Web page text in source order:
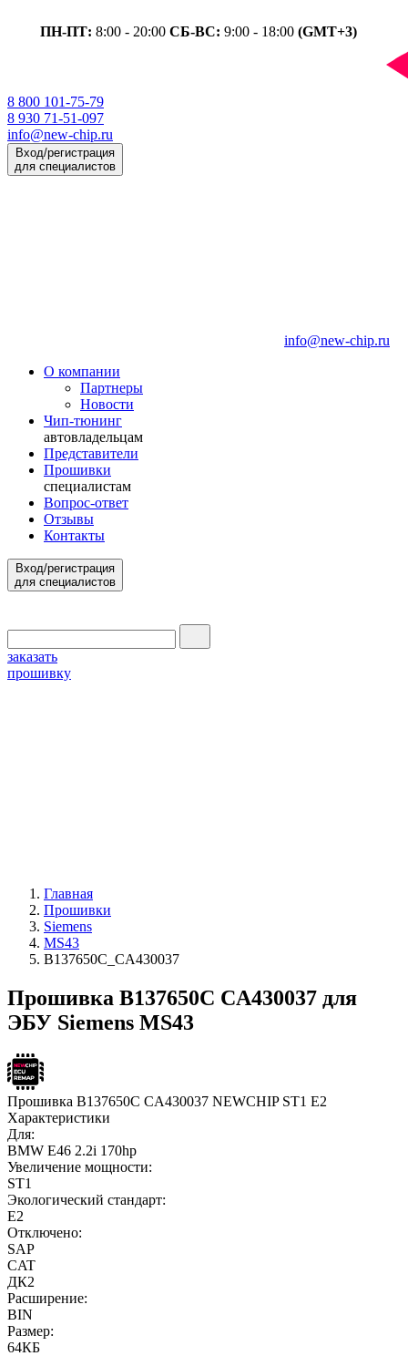
ПН-ПТ: 8:00 - 20:00 СБ-ВС: 9:00 - 18:00 (GMT+3)
8 800 101-75-79
8 930 71-51-097
info@new-chip.ru
Вход/регистрация
для специалистов
info@new-chip.ru
О компании
Партнеры
Новости
Чип-тюнинг
автовладельцам
Представители
Прошивки
специалистам
Вопрос-ответ
Отзывы
Контакты
Вход/регистрация
для специалистов
заказать
прошивку
Главная
Прошивки
Siemens
MS43
B137650C_CA430037
Прошивка B137650C CA430037 для
ЭБУ Siemens MS43
Прошивка B137650C CA430037 NEWCHIP ST1 E2
Характеристики
Для:
BMW E46 2.2i 170hp
Увеличение мощности:
ST1
Экологический стандарт:
E2
Отключено:
SAP
CAT
ДК2
Расширение:
BIN
Размер:
64КБ